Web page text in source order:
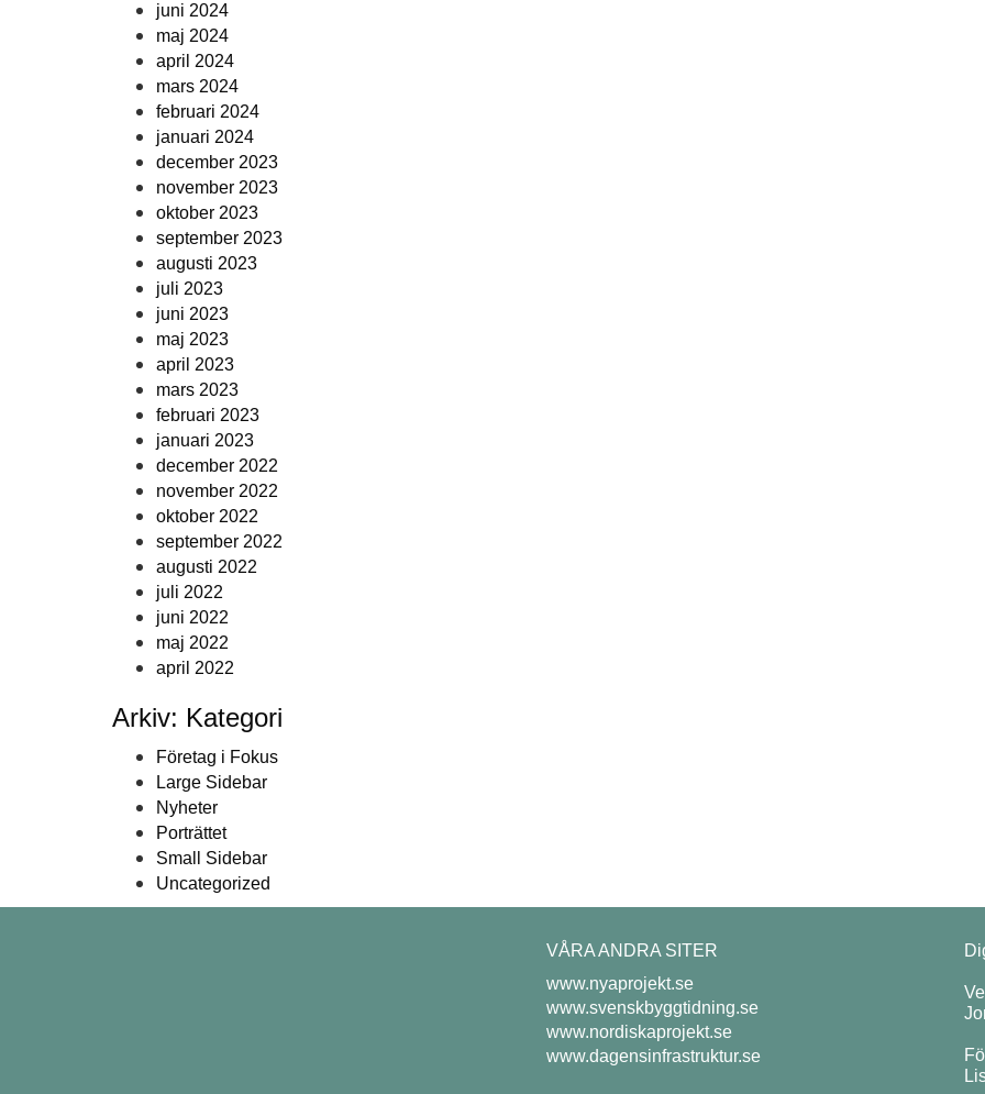
juni 2024
maj 2024
april 2024
mars 2024
februari 2024
januari 2024
december 2023
november 2023
oktober 2023
september 2023
augusti 2023
juli 2023
juni 2023
maj 2023
april 2023
mars 2023
februari 2023
januari 2023
december 2022
november 2022
oktober 2022
september 2022
augusti 2022
juli 2022
juni 2022
maj 2022
april 2022
Arkiv: Kategori
Företag i Fokus
Large Sidebar
Nyheter
Porträttet
Small Sidebar
Uncategorized
VÅRA ANDRA SITER
www.nyaprojekt.se
www.svenskbyggtidning.se
www.nordiskaprojekt.se
www.dagensinfrastruktur.se